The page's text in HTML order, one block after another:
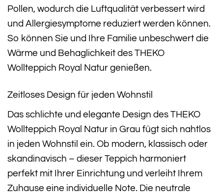
Pollen, wodurch die Luftqualität verbessert wird
und Allergiesymptome reduziert werden können.
So können Sie und Ihre Familie unbeschwert die
Wärme und Behaglichkeit des THEKO
Wollteppich Royal Natur genießen.
Zeitloses Design für jeden Wohnstil
Das schlichte und elegante Design des THEKO
Wollteppich Royal Natur in Grau fügt sich nahtlos
in jeden Wohnstil ein. Ob modern, klassisch oder
skandinavisch – dieser Teppich harmoniert
perfekt mit Ihrer Einrichtung und verleiht Ihrem
Zuhause eine individuelle Note. Die neutrale